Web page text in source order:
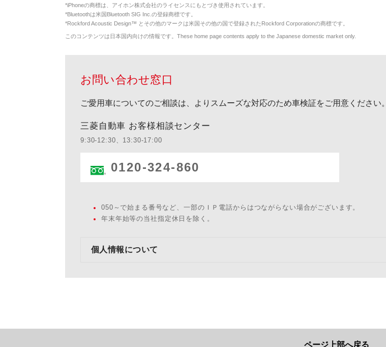
*iPhoneの商標は、アイホン株式会社のライセンスにもとづき使用されています。
*Bluetoothは米国Bluetooth SIG Inc.の登録商標です。
*Rockford Acoustic Design™ とその他のマークは米国その他の国で登録されたRockford Corporationの商標です。
このコンテンツは日本国内向けの情報です。These home page contents apply to the Japanese domestic market only.
お問い合わせ窓口
ご愛用車についてのご相談は、よりスムーズな対応のため車検証をご用意ください。
三菱自動車 お客様相談センター
9:30-12:30、13:30-17:00
0120-324-860
050～で始まる番号など、一部のＩＰ電話からはつながらない場合がございます。
年末年始等の当社指定休日を除く。
個人情報について
ページ上部へ戻る